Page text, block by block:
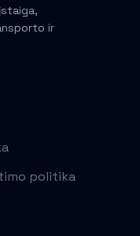
ir
politika